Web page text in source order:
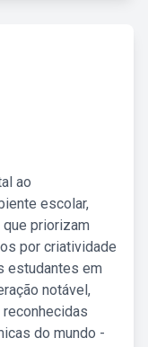
ao
escolar,
priorizam
por criatividade
estudantes em
notável,
do mundo -